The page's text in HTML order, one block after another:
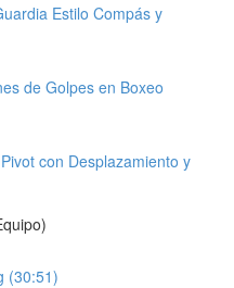
Estilo Compás y
de Golpes en Boxeo
con Desplazamiento y
(30:51)